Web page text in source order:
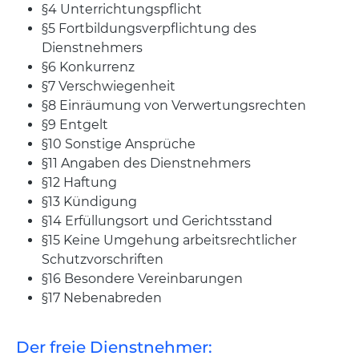
§4 Unterrichtungspflicht
§5 Fortbildungsverpflichtung des
Dienstnehmers
§6 Konkurrenz
§7 Verschwiegenheit
§8 Einräumung von Verwertungsrechten
§9 Entgelt
§10 Sonstige Ansprüche
§11 Angaben des Dienstnehmers
§12 Haftung
§13 Kündigung
§14 Erfüllungsort und Gerichtsstand
§15 Keine Umgehung arbeitsrechtlicher
Schutzvorschriften
§16 Besondere Vereinbarungen
§17 Nebenabreden
Der freie Dienstnehmer: